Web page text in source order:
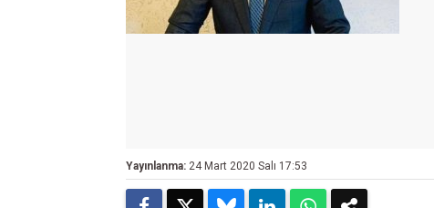
Yayınlanma: 24 Mart 2020 Salı 17:53